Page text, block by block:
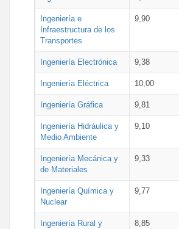
Ingeniería e
Infraestructura de los
Transportes
9,90
Ingeniería Electrónica 9,38
Ingeniería Eléctrica 10,00
Ingeniería Gráfica 9,81
Ingeniería Hidráulica y
Medio Ambiente
9,10
Ingeniería Mecánica y
de Materiales
9,33
Ingeniería Química y
Nuclear
9,77
Ingeniería Rural y
8,85